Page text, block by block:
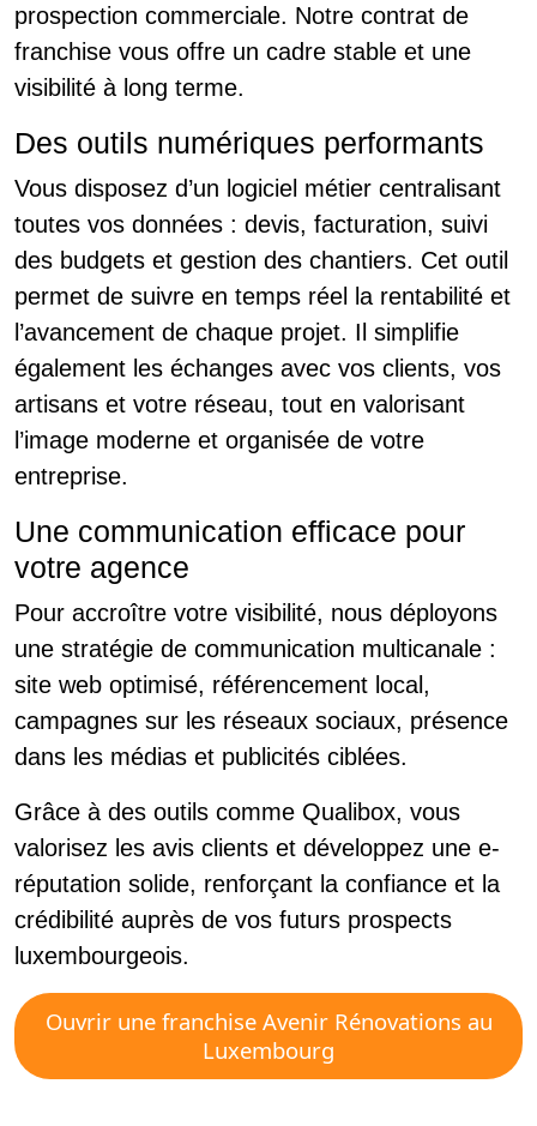
prospection commerciale. Notre contrat de
franchise vous offre un cadre stable et une
visibilité à long terme.
Des outils numériques performants
Vous disposez d’un logiciel métier centralisant
toutes vos données : devis, facturation, suivi
des budgets et gestion des chantiers. Cet outil
permet de suivre en temps réel la rentabilité et
l’avancement de chaque projet. Il simplifie
également les échanges avec vos clients, vos
artisans et votre réseau, tout en valorisant
l’image moderne et organisée de votre
entreprise.
Une communication efficace pour
votre agence
Pour accroître votre visibilité, nous déployons
une stratégie de communication multicanale :
site web optimisé, référencement local,
campagnes sur les réseaux sociaux, présence
dans les médias et publicités ciblées.
Grâce à des outils comme Qualibox, vous
valorisez les avis clients et développez une e-
réputation solide, renforçant la confiance et la
crédibilité auprès de vos futurs prospects
luxembourgeois.
Ouvrir une franchise Avenir Rénovations au
Luxembourg